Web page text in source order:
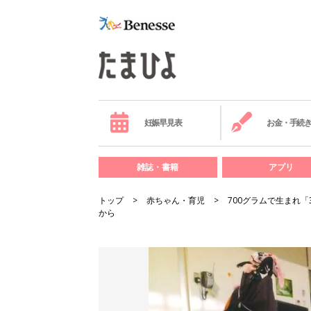
妊娠早見表 お金・手続き
雑誌・書籍 アプリ
トップ 赤ちゃん・育児
700グラムで生まれ
から